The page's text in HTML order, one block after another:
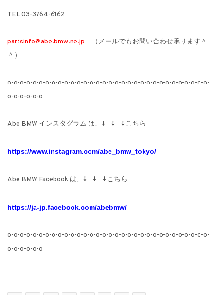
TEL 03-3764-6162
partsinfo@abe.bmw.ne.jp （メールでもお問い合わせ承ります＾
＾）
o-o-o-o-o-o-o-o-o-o-o-o-o-o-o-o-o-o-o-o-o-o-o-o-o-o-o-o-o-o-o-o-
o-o-o-o-o-o
Abe BMW インスタグラム は、↓ ↓ ↓ こちら
https://www.instagram.com/abe_bmw_tokyo/
Abe BMW Facebook は、↓ ↓ ↓ こちら
https://ja-jp.facebook.com/abebmw/
o-o-o-o-o-o-o-o-o-o-o-o-o-o-o-o-o-o-o-o-o-o-o-o-o-o-o-o-o-o-o-o-
o-o-o-o-o-o